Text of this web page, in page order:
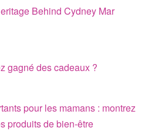
Behind Cydney Mar
gagné des cadeaux ?
pour les mamans : montrez
produits de bien-être